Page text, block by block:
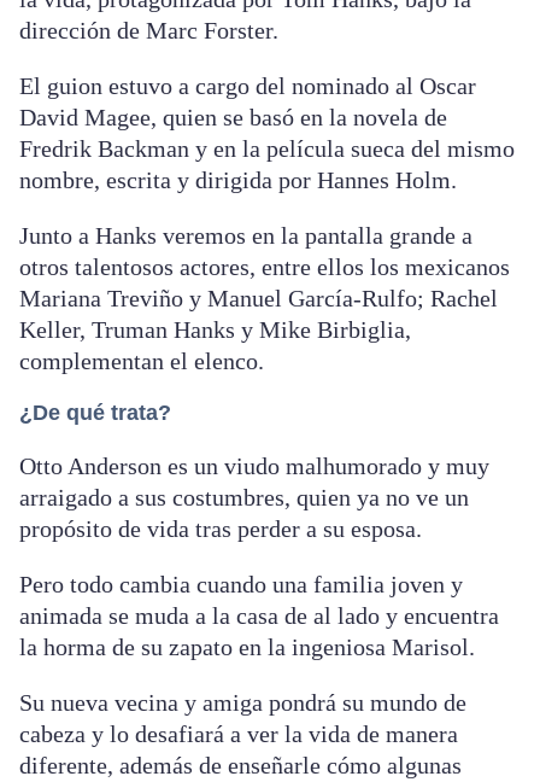
dirección de Marc Forster.
El guion estuvo a cargo del nominado al Oscar
David Magee, quien se basó en la novela de
Fredrik Backman y en la película sueca del mismo
nombre, escrita y dirigida por Hannes Holm.
Junto a Hanks veremos en la pantalla grande a
otros talentosos actores, entre ellos los mexicanos
Mariana Treviño y Manuel García-Rulfo; Rachel
Keller, Truman Hanks y Mike Birbiglia,
complementan el elenco.
¿De qué trata?
Otto Anderson es un viudo malhumorado y muy
arraigado a sus costumbres, quien ya no ve un
propósito de vida tras perder a su esposa.
Pero todo cambia cuando una familia joven y
animada se muda a la casa de al lado y encuentra
la horma de su zapato en la ingeniosa Marisol.
Su nueva vecina y amiga pondrá su mundo de
cabeza y lo desafiará a ver la vida de manera
diferente, además de enseñarle cómo algunas